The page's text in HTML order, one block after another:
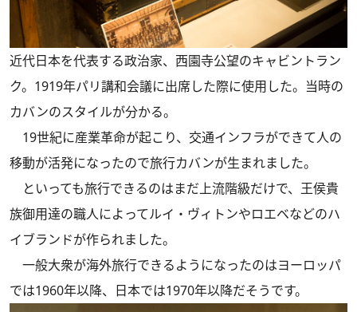
近代日本を代表する政治家、西園寺公望のキャビントラン
ク。1919年パリ講和会議に出席した際に使用した。当時の
カバンのスタイルが分かる。
19世紀に産業革命が起こり、交通インフラができて人の
移動が活発になったので旅行カバンが生まれました。
といっても旅行できるのはまだ上流階級だけで、王侯貴
族御用達の職人によってルイ・ヴィトンやロエベなどのハ
イブランドが作られました。
一般大衆が海外旅行できるようになったのはヨーロッパ
では1960年以降、日本では1970年以降だそうです。